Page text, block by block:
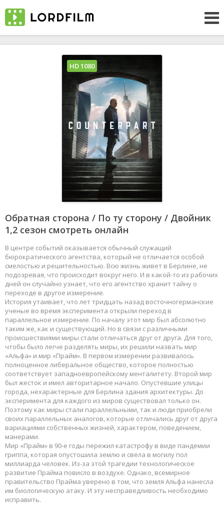
Обратная сторона / По ту сторону / Двойник
1,2 сезон смотреть онлайн
В центре событий оказывается обычный служащий
бюрократического агентства, который не отличается особой
смелостью и решительностью. Всю жизнь живет в Берлине, не
подозревая, что происходит вокруг него. И в какой-то из рабочих
дней он случайно узнает, что его агентство хранит тайну о
переходе в другое измерение.
История утаивает, что лет тридцать назад восточногерманские
ученые во время эксперимента открыли переход в
параллельное измерение. По началу этот мир был абсолютно
таким же, как и существующий. Но в связи с различными
происшествиями миры стали отличаться друг от друга. Для того,
чтобы было легче разделять миры, их решили назвать мир
«Альфа» и мир «Прайм». В первом измерении развивалось
полноценное либеральное общество, которое полностью
соответствует западноевропейскому менталитету. Второй мир
был жесток и имел авторитарное начало. Опустевшие улицы
города, нехарактерные для Берлина здания архитектуры. До
эксперимента для каждого из миров существовал только он.
Поэтому как миры стали параллельными, так и люди приобрели
своих параллельных аналогов, которые отличались друг от друга
вариациями собственных жизней, характером, поведением,
манерами.
Мир «Прайм» в 90-е годы пережил катастрофу в виде пандемии
гриппа, которая опустошила землю и свела в могилу пол
миллиарда человек. Из-за этой трагедии технологическое
развитие Прайма повисло в воздухе. Однако, всемирное
правительство Прайма уверено в том, что земля Альфа нанесла
им биологическую атаку. И эту несправедливость необходимо
исправить.
HD 1080